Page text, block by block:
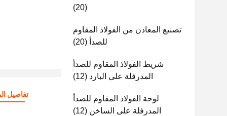
(20)
تصنيع المعادن من الفولاذ المقاوم
للصدأ (20)
شريط الفولاذ المقاوم للصدأ
المدرفلة على البارد (12)
لوحة الفولاذ المقاوم للصدأ
المدرفلة على الساخن (12)
تفاصيل